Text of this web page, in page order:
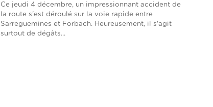
Ce jeudi 4 décembre, un impressionnant accident de
la route s'est déroulé sur la voie rapide entre
Sarreguemines et Forbach. Heureusement, il s'agit
surtout de dégâts...